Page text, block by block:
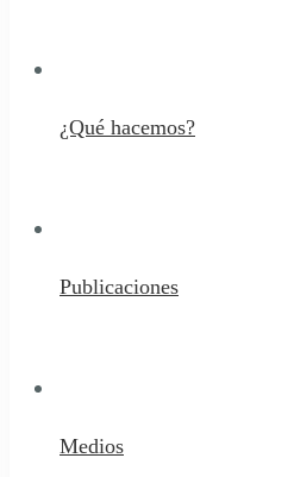
¿Qué hacemos?
Publicaciones
Medios